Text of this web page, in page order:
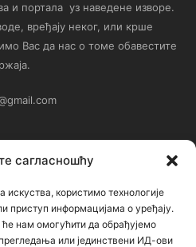
сагласношћу
користимо технологије
приступ информацијама о уређају.
ће нам омогућити да обрађујемо
или јединствени ИД-ови
и портала уз наведене изворе.
вређају неког, или крше
Вас да нас о томе обавестите
– главни уредник